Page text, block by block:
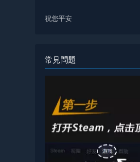
祝您平安
常見問題